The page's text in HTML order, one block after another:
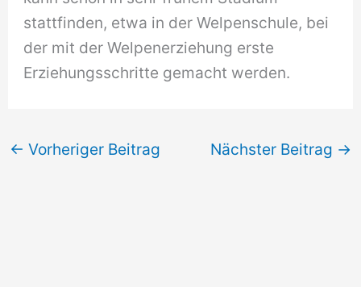
stattfinden, etwa in der Welpenschule, bei
der mit der Welpenerziehung erste
Erziehungsschritte gemacht werden.
← Vorheriger Beitrag Nächster Beitrag →